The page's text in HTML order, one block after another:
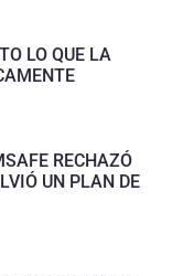
LO QUE LA
RECHAZÓ
UN PLAN DE